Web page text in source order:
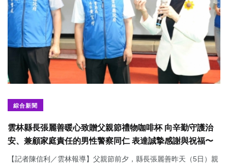
綜合新聞
雲林縣長張麗善暖心致贈父親節禮物咖啡杯 向辛勤守護治
安、兼顧家庭責任的男性警察同仁 表達誠摯感謝與祝福〜
【記者陳信利／雲林報導】父親節前夕，縣長張麗善昨天（5日）親